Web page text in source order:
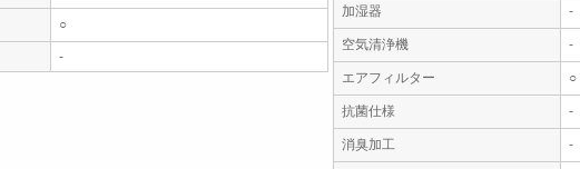
○
-
加湿器 -
空気清浄機 -
エアフィルター ○
抗菌仕様 -
消臭加工 -